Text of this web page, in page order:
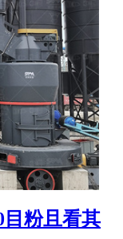
目粉且看其